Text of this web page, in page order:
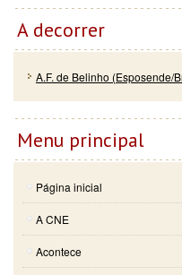
A decorrer
A.F. de Belinho (Esposende/
Menu principal
Página inicial
A CNE
Acontece